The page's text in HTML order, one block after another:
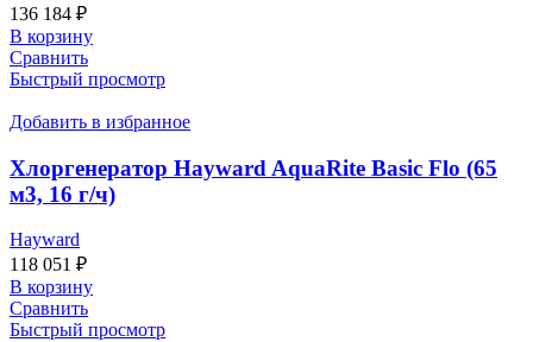
136 184 ₽
В корзину
Сравнить
Быстрый просмотр
Добавить в избранное
Хлоргенератор Hayward AquaRite Basic Flo (65
м3, 16 г/ч)
Hayward
118 051 ₽
В корзину
Сравнить
Быстрый просмотр